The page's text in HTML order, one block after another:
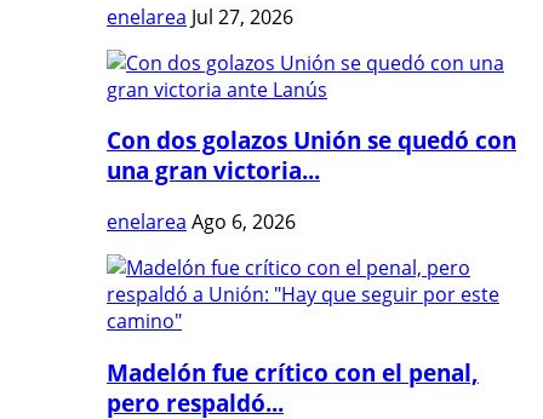
enelarea Jul 27, 2026
Con dos golazos Unión se quedó con
una gran victoria...
enelarea Ago 6, 2026
Madelón fue crítico con el penal,
pero respaldó...